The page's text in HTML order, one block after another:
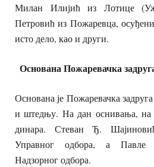
Милан Илијић из Лотице
Петровић из Пожаревца,
исто дело, као и други.
Основана Пожаревачка
Основана је Пожаревачка
и штедњу. На дан оснивања, на
динара. Стеван Ђ.
Управног одбора, а Павле
Надзорног одбора.